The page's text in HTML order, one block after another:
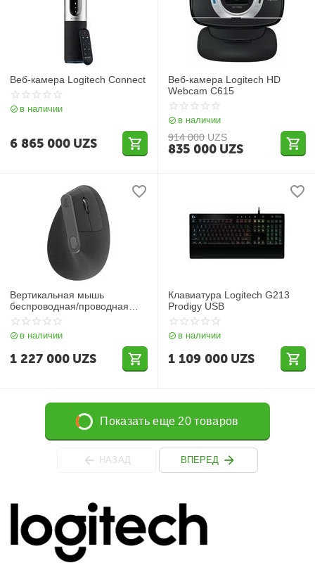
Веб-камера Logitech Connect
в наличии
6 865 000 UZS
Веб-камера Logitech HD
Webcam C615
в наличии
914 000 UZS
835 000 UZS
Вертикальная мышь
беспроводная/проводная
Logitech MX VERTICAL
в наличии
1 227 000 UZS
Клавиатура Logitech G213
Prodigy USB
в наличии
1 109 000 UZS
Показать еще 20 товаров
НАЗАД ВПЕРЕД